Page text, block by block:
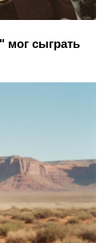
мог сыграть